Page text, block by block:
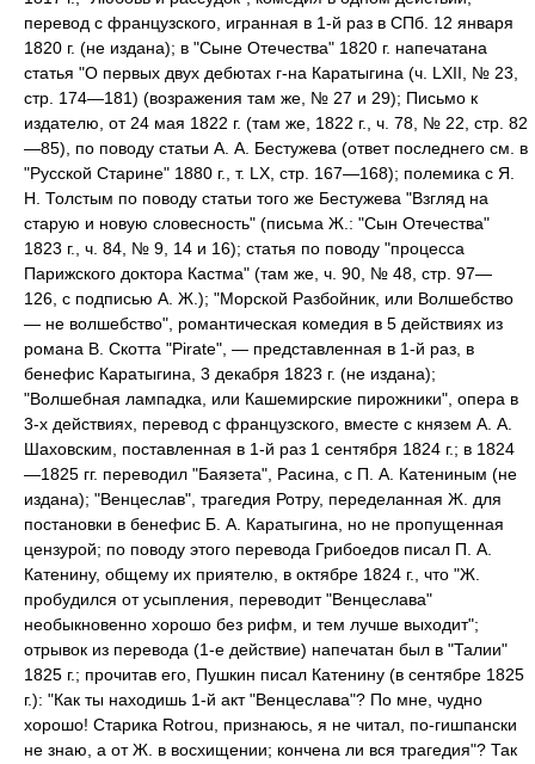
перевод с французского, игранная в 1-й раз в СПб. 12 января
1820 г. (не издана); в "Сыне Отечества" 1820 г. напечатана
статья "О первых двух дебютах г-на Каратыгина (ч. LXII, № 23,
стр. 174—181) (возражения там же, № 27 и 29); Письмо к
издателю, от 24 мая 1822 г. (там же, 1822 г., ч. 78, № 22, стр. 82
—85), по поводу статьи А. А. Бестужева (ответ последнего см. в
"Русской Старине" 1880 г., т. LX, стр. 167—168); полемика с Я.
Н. Толстым по поводу статьи того же Бестужева "Взгляд на
старую и новую словесность" (письма Ж.: "Сын Отечества"
1823 г., ч. 84, № 9, 14 и 16); статья по поводу "процесса
Парижского доктора Кастма" (там же, ч. 90, № 48, стр. 97—
126, с подписью А. Ж.); "Морской Разбойник, или Волшебство
— не волшебство", романтическая комедия в 5 действиях из
романа В. Скотта "Pirate", — представленная в 1-й раз, в
бенефис Каратыгина, 3 декабря 1823 г. (не издана);
"Волшебная лампадка, или Кашемирские пирожники", опера в
3-х действиях, перевод с французского, вместе с князем А. А.
Шаховским, поставленная в 1-й раз 1 сентября 1824 г.; в 1824
—1825 гг. переводил "Баязета", Расина, с П. А. Катениным (не
издана); "Венцеслав", трагедия Ротру, переделанная Ж. для
постановки в бенефис Б. А. Каратыгина, но не пропущенная
цензурой; по поводу этого перевода Грибоедов писал П. А.
Катенину, общему их приятелю, в октябре 1824 г., что "Ж.
пробудился от усыпления, переводит "Венцеслава"
необыкновенно хорошо без рифм, и тем лучше выходит";
отрывок из перевода (1-е действие) напечатан был в "Талии"
1825 г.; прочитав его, Пушкин писал Катенину (в сентябре 1825
г.): "Как ты находишь 1-й акт "Венцеслава"? По мне, чудно
хорошо! Старика Rotrou, признаюсь, я не читал, по-гишпански
не знаю, а от Ж. в восхищении; кончена ли вся трагедия"? Так